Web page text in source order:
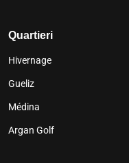
Quartieri
Hivernage
Gueliz
Médina
Argan Golf